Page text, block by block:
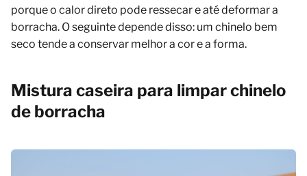
porque o calor direto pode ressecar e até deformar a
borracha. O seguinte depende disso: um chinelo bem
seco tende a conservar melhor a cor e a forma.
Mistura caseira para limpar chinelo
de borracha